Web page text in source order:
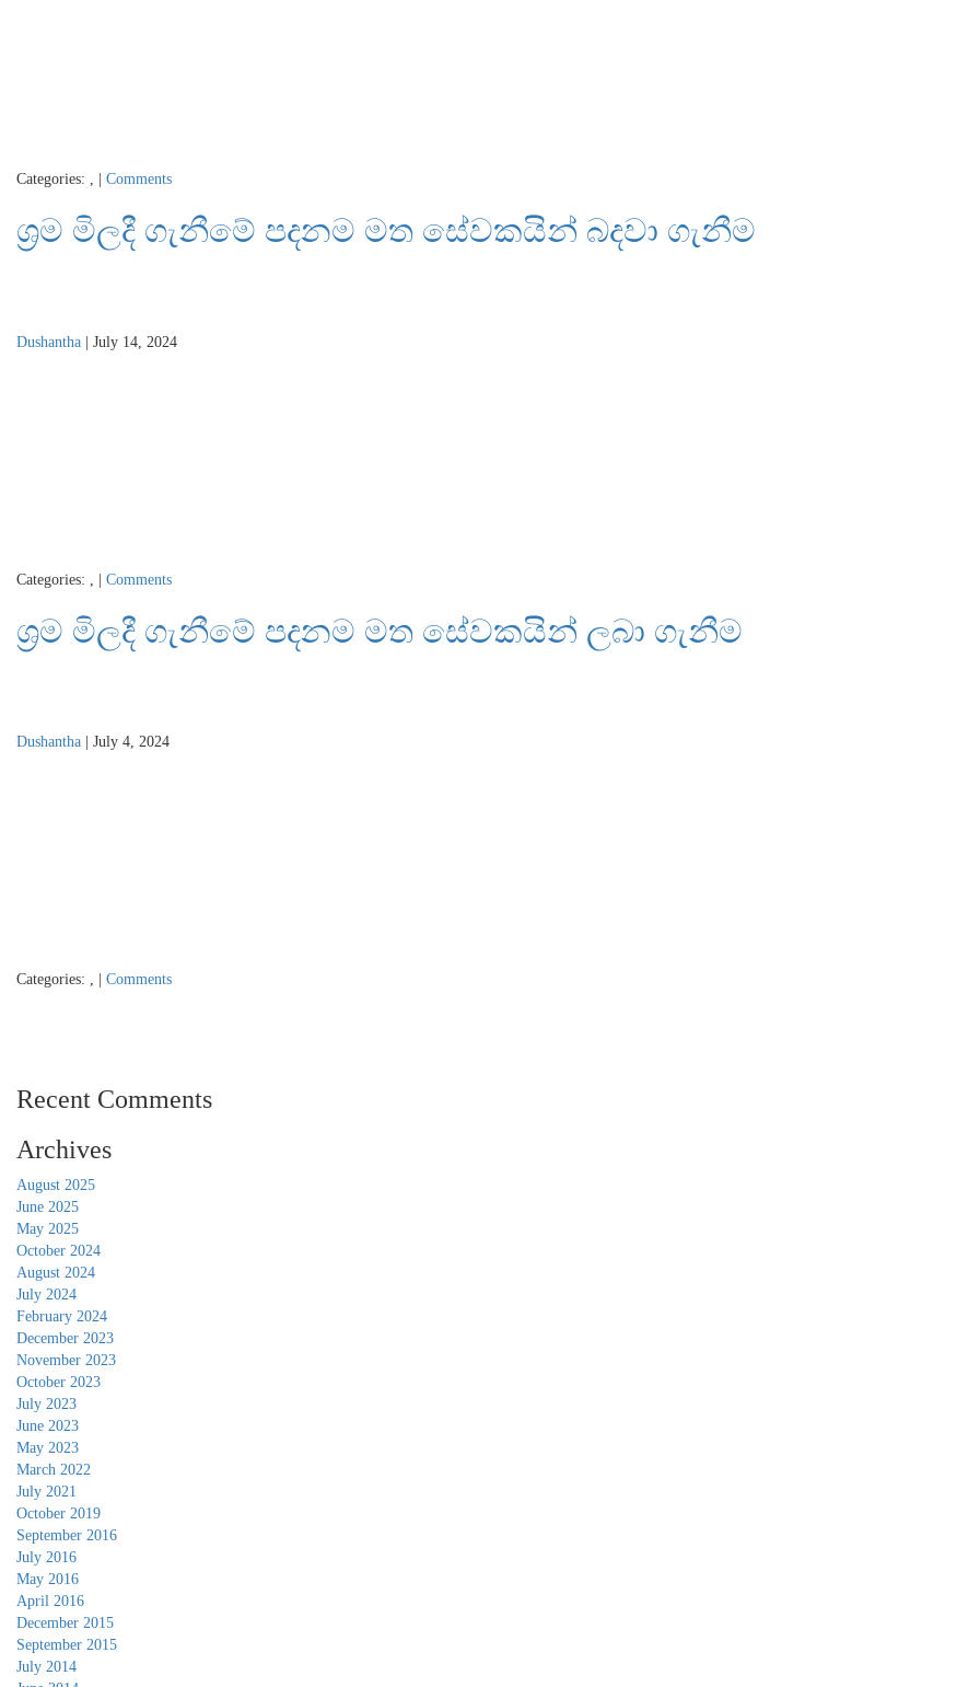
Categories: Comments
ශ්‍රම මිලදී ගැනීමේ පදනම මත සේවකයින් බදවා ගැනීම
Dushantha | July 14, 2024
Categories: | Comments
ශ්‍රම මිලදී ගැනීමේ පදනම මත සේවකයින් ලබා ගැනීම
Dushantha July 4, 2024
Categories: , Comments
Recent Comments
Archives
August 2025
June 2025
May 2025
October 2024
August 2024
July 2024
February 2024
December 2023
November 2023
October 2023
July 2023
June 2023
May 2023
March 2022
July 2021
October 2019
September 2016
July 2016
May 2016
April 2016
December 2015
September 2015
July 2014